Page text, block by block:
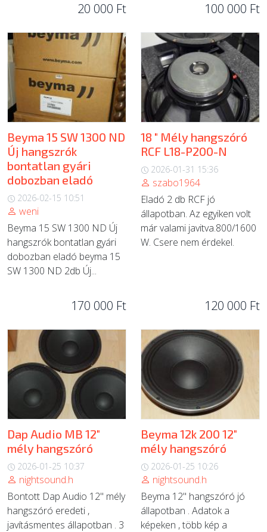
20 000 Ft 100 000 Ft
Beyma 15 SW 1300 ND
Új hangszrók
bontatlan gyári
dobozban eladó
2026-02-15 10:51
weni
Beyma 15 SW 1300 ND Új
hangszrók bontatlan gyári
dobozban eladó beyma 15
SW 1300 ND 2db Új...
170 000 Ft
18 " Mély hangszóró
RCF L18-P200-N
2026-01-31 15:36
szabo1964
Eladó 2 db RCF jó
állapotban. Az egyiken volt
már valami javitva.800/1600
W. Csere nem érdekel.
120 000 Ft
Dap Audio MB 12"
mély hangszóró
2026-01-25 10:37
nightsound.h
Bontott Dap Audio 12" mély
hangszóró eredeti ,
javításmentes állapotban . 3
Beyma 12k 200 12"
mély hangszóró
2026-01-25 10:26
nightsound.h
Beyma 12" hangszóró jó
állapotban . Adatok a
képeken , több kép a